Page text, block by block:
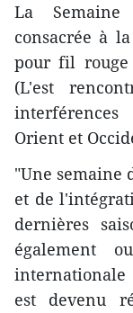
La
consacrée à
pour fil rouge
(L'est
Orient et
"Une semaine
et de
dernières
également
internationale
est devenu